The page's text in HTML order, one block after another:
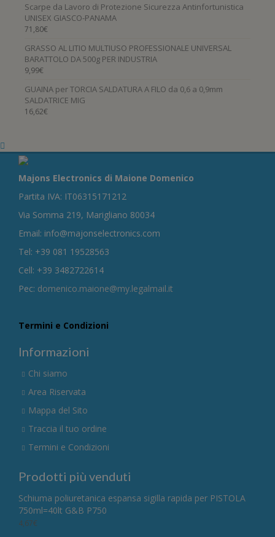
Scarpe da Lavoro di Protezione Sicurezza Antinfortunistica
UNISEX GIASCO-PANAMA
71,80€
GRASSO AL LITIO MULTIUSO PROFESSIONALE UNIVERSAL
BARATTOLO DA 500g PER INDUSTRIA
9,99€
GUAINA per TORCIA SALDATURA A FILO da 0,6 a 0,9mm
SALDATRICE MIG
16,62€
Majons Electronics di Maione Domenico
Partita IVA: IT06315171212
Via Somma 219, Marigliano 80034
Email: info@majonselectronics.com
Tel: +39 081 19528563
Cell: +39 3482722614
Pec: domenico.maione@my.legalmail.it
Termini e Condizioni
Informazioni
Chi siamo
Area Riservata
Mappa del Sito
Traccia il tuo ordine
Termini e Condizioni
Prodotti più venduti
Schiuma poliuretanica espansa sigilla rapida per PISTOLA
750ml=40lt G&B P750
4,67€